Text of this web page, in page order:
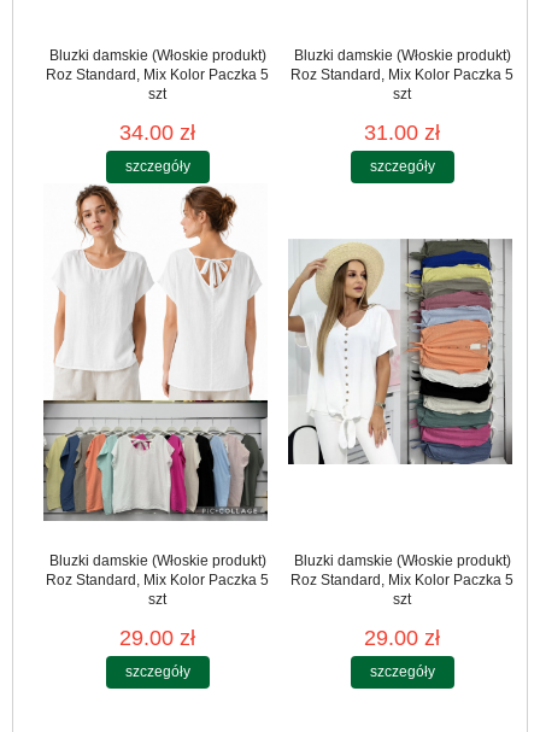
Bluzki damskie (Włoskie produkt)
Roz Standard, Mix Kolor Paczka 5
szt
34.00 zł
szczegóły
Bluzki damskie (Włoskie produkt)
Roz Standard, Mix Kolor Paczka 5
szt
31.00 zł
szczegóły
Bluzki damskie (Włoskie produkt)
Roz Standard, Mix Kolor Paczka 5
szt
29.00 zł
szczegóły
Bluzki damskie (Włoskie produkt)
Roz Standard, Mix Kolor Paczka 5
szt
29.00 zł
szczegóły